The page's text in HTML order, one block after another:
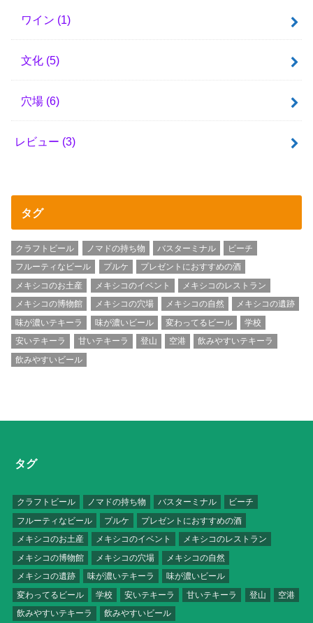
ワイン (1)
文化 (5)
穴場 (6)
レビュー (3)
タグ
クラフトビール ノマドの持ち物 バスターミナル
ビーチ
フルーティなビール
プルケ
プレゼントにおすすめの酒
メキシコのお土産
メキシコのイベント
メキシコのレストラン
メキシコの博物館
メキシコの穴場 メキシコの自然
メキシコの遺跡
味が濃いテキーラ
味が濃いビール 変わってるビール
学校
安いテキーラ
甘いテキーラ 登山 空港
飲みやすいテキーラ
飲みやすいビール
タグ
クラフトビール ノマドの持ち物 バスターミナル
ビーチ
フルーティなビール
プルケ
プレゼントにおすすめの酒
メキシコのお土産
メキシコのイベント
メキシコのレストラン
メキシコの博物館
メキシコの穴場
メキシコの自然
メキシコの遺跡
味が濃いテキーラ
味が濃いビール
変わってるビール
学校 安いテキーラ 甘いテキーラ 登山
空港
飲みやすいテキーラ
飲みやすいビール